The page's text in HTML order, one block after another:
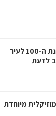
לקראת פתיחת חגיגות שנת ה-100 לעיר
לדעת
מיוחדת